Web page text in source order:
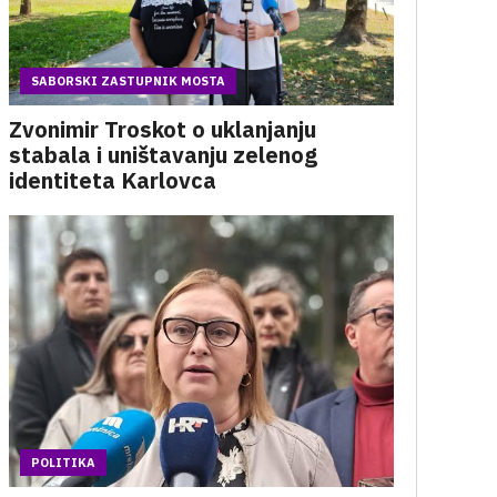
SABORSKI ZASTUPNIK MOSTA
Zvonimir Troskot o uklanjanju
stabala i uništavanju zelenog
identiteta Karlovca
POLITIKA